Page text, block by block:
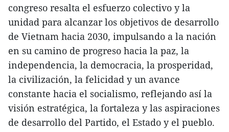
congreso resalta el esfuerzo colectivo y la
unidad para alcanzar los objetivos de desarrollo
de Vietnam hacia 2030, impulsando a la nación
en su camino de progreso hacia la paz, la
independencia, la democracia, la prosperidad,
la civilización, la felicidad y un avance
constante hacia el socialismo, reflejando así la
visión estratégica, la fortaleza y las aspiraciones
de desarrollo del Partido, el Estado y el pueblo.